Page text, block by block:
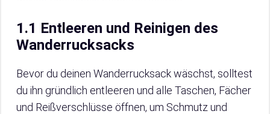
1.1 Entleeren und Reinigen des
Wanderrucksacks
Bevor du deinen Wanderrucksack wäschst, solltest
du ihn gründlich entleeren und alle Taschen, Fächer
und Reißverschlüsse öffnen, um Schmutz und